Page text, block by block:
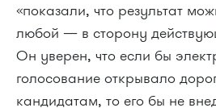
«показали, что результат
любой — в сторону
Он уверен, что если бы
голосование открывало
кандидатам, то его бы не